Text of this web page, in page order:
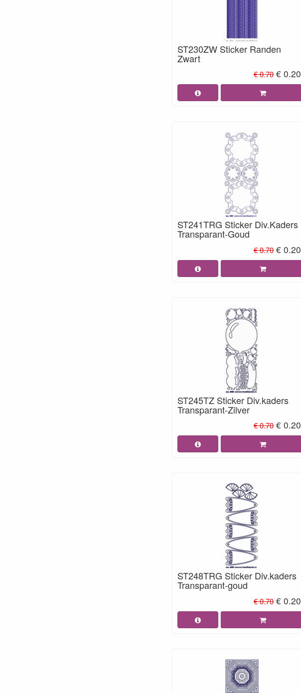
ST230ZW Sticker Randen
Zwart
€ 0.70 € 0.20
ST241TRG Sticker Div.Kaders
Transparant-Goud
€ 0.70 € 0.20
ST245TZ Sticker Div.kaders
Transparant-Zilver
€ 0.70 € 0.20
ST248TRG Sticker Div.kaders
Transparant-goud
€ 0.70 € 0.20